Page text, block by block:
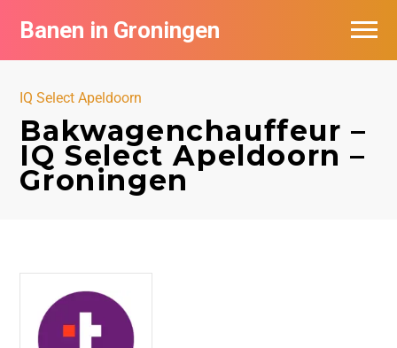
Banen in Groningen
IQ Select Apeldoorn
Bakwagenchauffeur –
IQ Select Apeldoorn –
Groningen
Vacatures per bedrijf
De populairste vacatures in Groningen
Nieuwsbrief feed